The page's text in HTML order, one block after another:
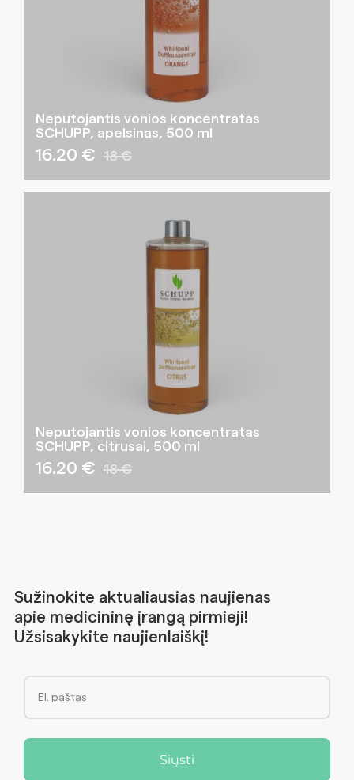
Neputojantis vonios koncentratas
SCHUPP, apelsinas, 500 ml
16.20 € 18 €
Neputojantis vonios koncentratas
SCHUPP, citrusai, 500 ml
16.20 € 18 €
Sužinokite aktualiausias naujienas
apie medicininę įrangą pirmieji!
Užsisakykite naujienlaiškį!
Siųsti